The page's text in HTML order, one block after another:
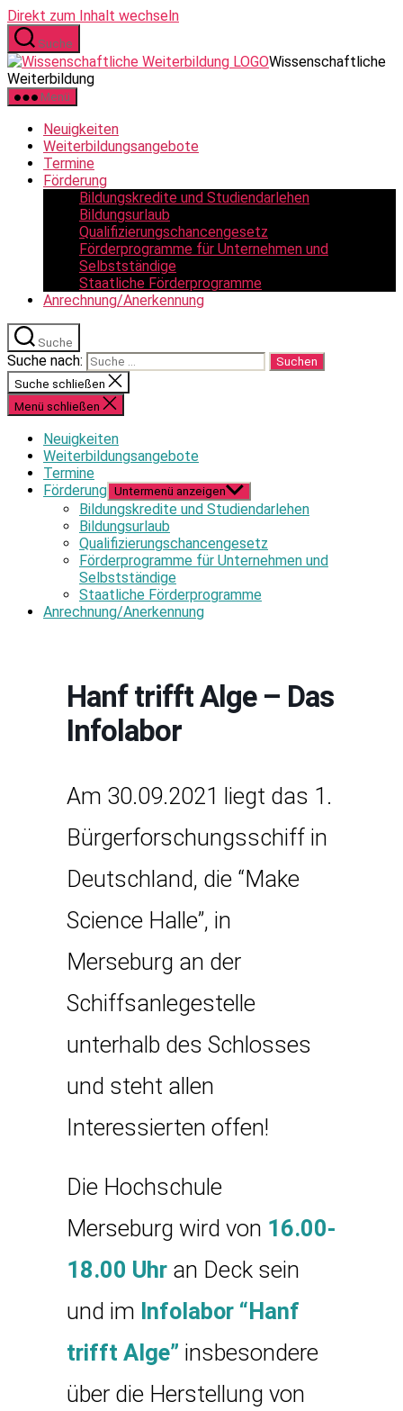
Direkt zum Inhalt wechseln
Suche
Wissenschaftliche
Weiterbildung
Menü
Neuigkeiten
Weiterbildungsangebote
Termine
Förderung
Bildungskredite und Studiendarlehen
Bildungsurlaub
Qualifizierungschancengesetz
Förderprogramme für Unternehmen und
Selbstständige
Staatliche Förderprogramme
Anrechnung/Anerkennung
Suche
Suche nach:
Suche schließen
Menü schließen
Neuigkeiten
Weiterbildungsangebote
Termine
Förderung Untermenü anzeigen
Bildungskredite und Studiendarlehen
Bildungsurlaub
Qualifizierungschancengesetz
Förderprogramme für Unternehmen und
Selbstständige
Staatliche Förderprogramme
Anrechnung/Anerkennung
Hanf trifft Alge – Das
Infolabor
Am 30.09.2021 liegt das 1.
Bürgerforschungsschiff in
Deutschland, die “Make
Science Halle”, in
Merseburg an der
Schiffsanlegestelle
unterhalb des Schlosses
und steht allen
Interessierten offen!
Die Hochschule
Merseburg wird von 16.00-
18.00 Uhr an Deck sein
und im Infolabor “Hanf
trifft Alge” insbesondere
über die Herstellung von